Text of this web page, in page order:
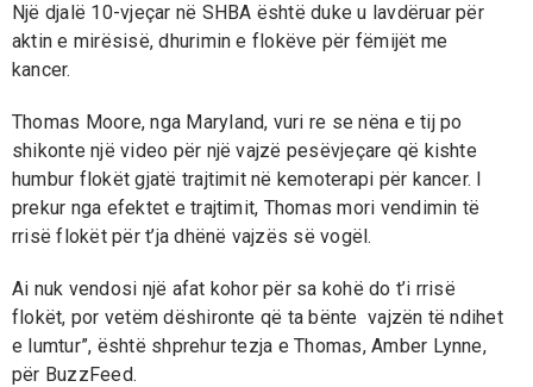
Një djalë 10-vjeçar në SHBA është duke u lavdëruar për
aktin e mirësisë, dhurimin e flokëve për fëmijët me
kancer.
Thomas Moore, nga Maryland, vuri re se nëna e tij po
shikonte një video për një vajzë pesëvjeçare që kishte
humbur flokët gjatë trajtimit në kemoterapi për kancer. I
prekur nga efektet e trajtimit, Thomas mori vendimin të
rrisë flokët për t’ja dhënë vajzës së vogël.
Ai nuk vendosi një afat kohor për sa kohë do t’i rrisë
flokët, por vetëm dëshironte që ta bënte vajzën të ndihet
e lumtur”, është shprehur tezja e Thomas, Amber Lynne,
për BuzzFeed.